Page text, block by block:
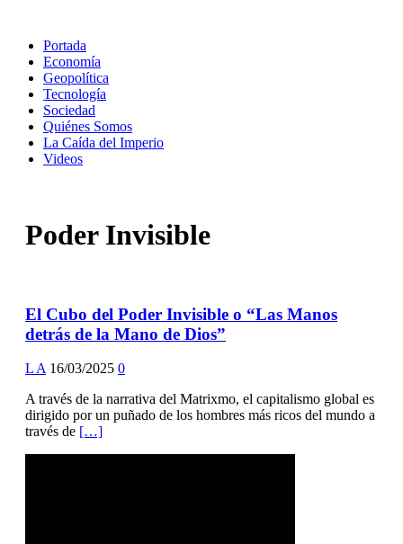
Portada
Economía
Geopolítica
Tecnología
Sociedad
Quiénes Somos
La Caída del Imperio
Videos
Poder Invisible
El Cubo del Poder Invisible o “Las Manos
detrás de la Mano de Dios”
L A 16/03/2025 0
A través de la narrativa del Matrixmo, el capitalismo global es
dirigido por un puñado de los hombres más ricos del mundo a
través de […]